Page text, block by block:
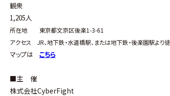
観衆
1,205人
所在地 東京都文京区後楽1-3-61
アクセス JR、地下鉄・水道橋駅、または地下鉄・後楽園駅より
マップは こちら
■主 催
株式会社CyberFight